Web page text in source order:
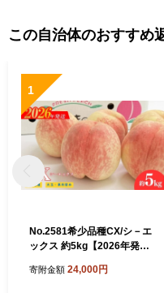
この自治体のおすすめ
1
No.2581希少品種CX/シ－エ
ックス 約5kg【2026年発
寄附金額 24,000円